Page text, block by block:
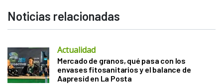
Noticias relacionadas
Actualidad
Mercado de granos, qué pasa con los
envases fitosanitarios y el balance de
Aapresid en La Posta